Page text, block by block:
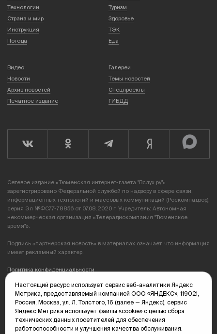
Технологии
Туризм
Страна и мир
Здоровье
Инструкция
ТЭК
Погода
Еда
Видео
Галереи
Новости
Темы новостей
Архив новостей
Спецпроекты
Печатное издание
ГИБДД
Сетевое издание «Тюменская интернет-газета "Вслух.ру"»
зарегистрировано Федеральной службой по надзору в сфере связи,
информационных технологий и массовых коммуникаций (Роскомнадзор),
серия Эл №ФС77-78856 от 07.08.2020 г. Учредитель: Автономная
некоммерческая организация «Телерадиокомпания "Тюменское
время"».
Подпись «партнерская новость» в материалах означает, что информация
имеет рекламный характер.
Политика конфиденциальности
Редакция: 625035, Тюмень, пр. Геологоразведчиков, 28А
(3452) 68-89-05
edit@vsluh.ru
Главный редактор: Панкина Т.Ю.
kika@vsluh.ru
Настоящий ресурс использует сервис веб-аналитики Яндекс
Метрика, предоставляемый компанией ООО «ЯНДЕКС», 119021,
Россия, Москва, ул. Л. Толстого, 16 (далее — Яндекс), сервис
Яндекс Метрика использует файлы «cookie» с целью сбора
технических данных посетителей для обеспечения
работоспособности и улучшения качества обслуживания.